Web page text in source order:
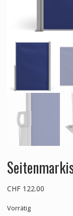
CHF122.00
Vorrätig